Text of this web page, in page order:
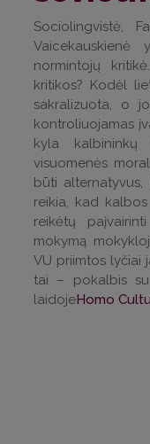
Sociolingvistė,
Vaicekauskienė
normintojų
kritikos? Kodėl
sakralizuota, o
kontroliuojamas
kyla
visuomenės
būti
reikia, kad
reikėtų
mokymą
VU priimtos lyčiai
tai – pokalbis su
laidojeHomo